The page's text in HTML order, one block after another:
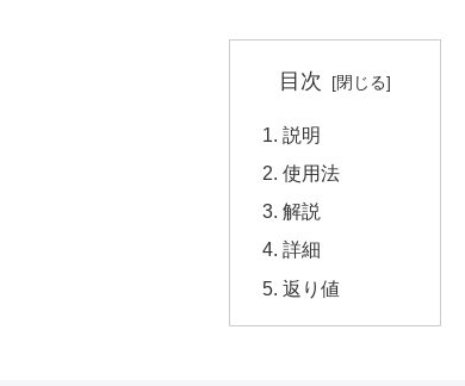
目次
説明
使用法
解説
詳細
返り値